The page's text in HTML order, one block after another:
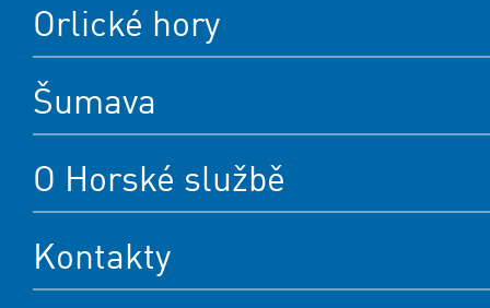
Orlické hory
Šumava
O Horské službě
Kontakty